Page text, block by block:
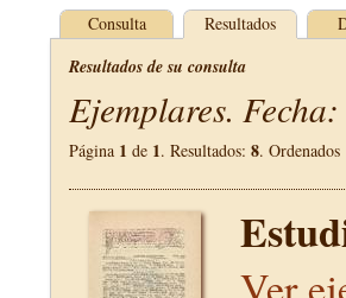
Consulta Resultados
Resultados de su consulta
Ejemplares.
Página 1 de 1. Resultados: 8. Ordenados